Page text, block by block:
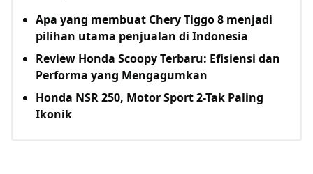
Apa yang membuat Chery Tiggo 8 menjadi
pilihan utama penjualan di Indonesia
Review Honda Scoopy Terbaru: Efisiensi dan
Performa yang Mengagumkan
Honda NSR 250, Motor Sport 2-Tak Paling
Ikonik